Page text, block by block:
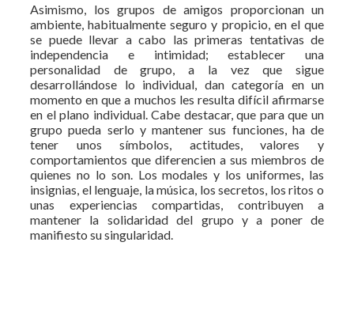
Asimismo, los grupos de amigos proporcionan un
ambiente, habitualmente seguro y propicio, en el que
se puede llevar a cabo las primeras tentativas de
independencia e intimidad; establecer una
personalidad de grupo, a la vez que sigue
desarrollándose lo individual, dan categoría en un
momento en que a muchos les resulta difícil afirmarse
en el plano individual. Cabe destacar, que para que un
grupo pueda serlo y mantener sus funciones, ha de
tener unos símbolos, actitudes, valores y
comportamientos que diferencien a sus miembros de
quienes no lo son. Los modales y los uniformes, las
insignias, el lenguaje, la música, los secretos, los ritos o
unas experiencias compartidas, contribuyen a
mantener la solidaridad del grupo y a poner de
manifiesto su singularidad.